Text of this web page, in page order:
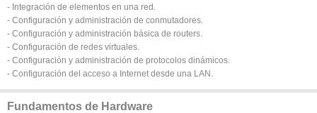
- Integración de elementos en una red.
- Configuración y administración de conmutadores.
- Configuración y administración básica de routers.
- Configuración de redes virtuales.
- Configuración y administración de protocolos dinámicos.
- Configuración del acceso a Internet desde una LAN.
Fundamentos de Hardware